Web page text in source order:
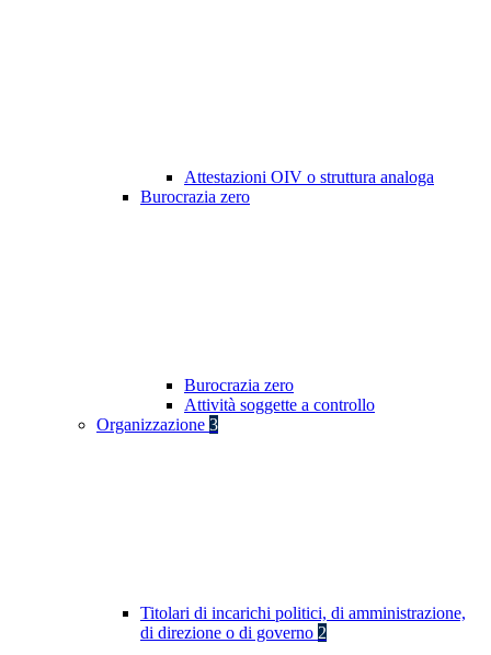
Attestazioni OIV o struttura analoga
Burocrazia zero
Burocrazia zero
Attività soggette a controllo
Organizzazione 3
Titolari di incarichi politici, di amministrazione,
di direzione o di governo 2